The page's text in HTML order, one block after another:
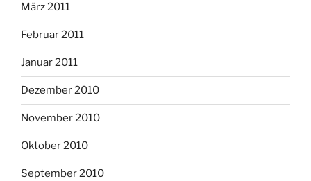
März 2011
Februar 2011
Januar 2011
Dezember 2010
November 2010
Oktober 2010
September 2010